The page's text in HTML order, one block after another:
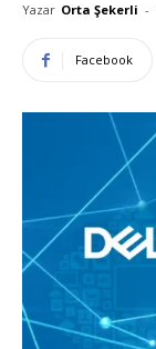
Yazar Orta Şekerli -
Facebook